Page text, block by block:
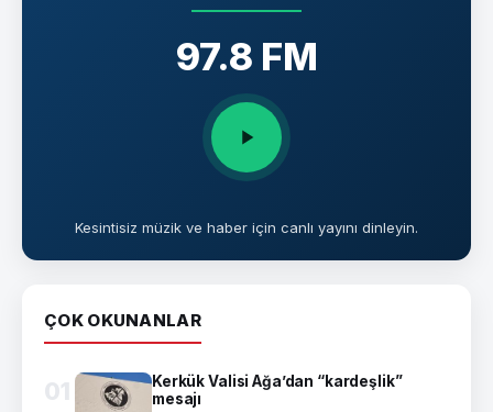
97.8 FM
Kesintisiz müzik ve haber için canlı yayını dinleyin.
ÇOK OKUNANLAR
01
Kerkük Valisi Ağa’dan “kardeşlik”
mesajı